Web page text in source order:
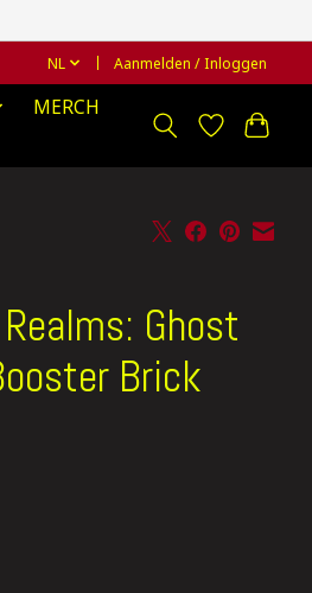
NL Aanmelden / Inloggen
MERCH
Ghost
Brick
is